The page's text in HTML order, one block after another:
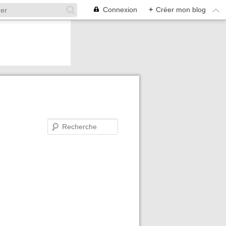
Connexion + Créer mon blog